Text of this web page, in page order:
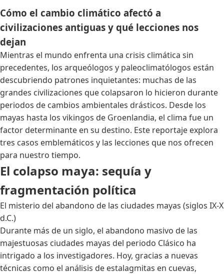
Cómo el cambio climático afectó a
civilizaciones antiguas y qué lecciones nos
dejan
Mientras el mundo enfrenta una crisis climática sin
precedentes, los arqueólogos y paleoclimatólogos están
descubriendo patrones inquietantes: muchas de las
grandes civilizaciones que colapsaron lo hicieron durante
periodos de cambios ambientales drásticos. Desde los
mayas hasta los vikingos de Groenlandia, el clima fue un
factor determinante en su destino. Este reportaje explora
tres casos emblemáticos y las lecciones que nos ofrecen
para nuestro tiempo.
El colapso maya: sequía y
fragmentación política
El misterio del abandono de las ciudades mayas (siglos IX-X
d.C.)
Durante más de un siglo, el abandono masivo de las
majestuosas ciudades mayas del periodo Clásico ha
intrigado a los investigadores. Hoy, gracias a nuevas
técnicas como el análisis de estalagmitas en cuevas,